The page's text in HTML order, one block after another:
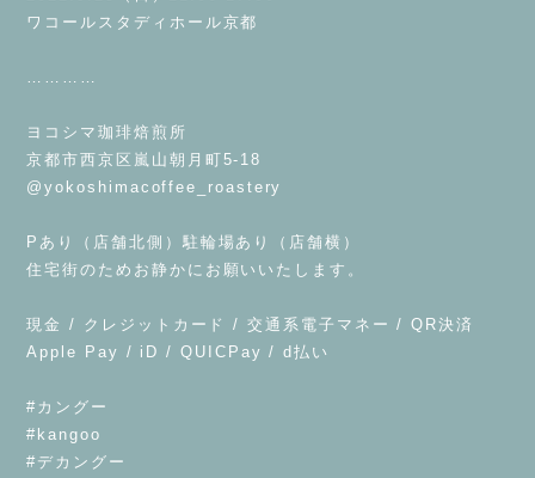
ワコールスタディホール京都
ヨコシマ珈琲焙煎所
京都市西京区嵐山朝月町5-18
@yokoshimacoffee_roastery
Pあり（店舗北側）駐輪場あり（店舗横）
住宅街のためお静かにお願いいたします。
現金 / クレジットカード / 交通系電子マネー / QR決済
Apple Pay / iD / QUICPay / d払い
#カングー
#kangoo
#デカングー